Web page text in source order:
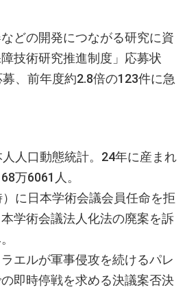
どの開発につながる研究に資
技術研究推進制度」応募状
、前年度約2.8倍の123件に急
人口動態統計。24年に産まれ
万6061人。
に日本学術会議会員任命を拒
学術会議法人化法の廃案を訴
エルが軍事侵攻を続けるパレ
即時停戦を求める決議案否決